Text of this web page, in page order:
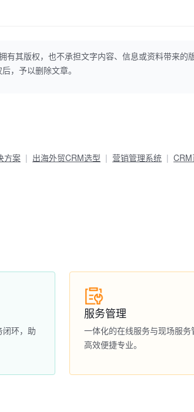
有其版权，也不承担文字内容、信息或资料带来的
，予以删除文章。
方案 出海外贸CRM选型 营销管理系统
闭环，助
服务管理
一体化的在线服务与现场服务
高效便捷专业。